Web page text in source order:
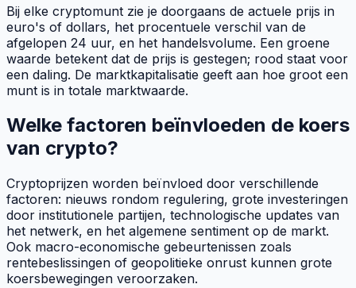
Bij elke cryptomunt zie je doorgaans de actuele prijs in
euro's of dollars, het procentuele verschil van de
afgelopen 24 uur, en het handelsvolume. Een groene
waarde betekent dat de prijs is gestegen; rood staat voor
een daling. De marktkapitalisatie geeft aan hoe groot een
munt is in totale marktwaarde.
Welke factoren beïnvloeden de koers
van crypto?
Cryptoprijzen worden beïnvloed door verschillende
factoren: nieuws rondom regulering, grote investeringen
door institutionele partijen, technologische updates van
het netwerk, en het algemene sentiment op de markt.
Ook macro-economische gebeurtenissen zoals
rentebeslissingen of geopolitieke onrust kunnen grote
koersbewegingen veroorzaken.